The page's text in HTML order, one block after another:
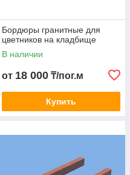
Бордюры гранитные для
цветников на кладбище
В наличии
от 18 000 ₸/пог.м
Купить